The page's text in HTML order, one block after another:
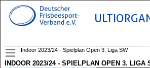
Indoor 2023/24 - Spielplan Open 3. Liga SW
INDOOR 2023/24 - SPIELPLAN OPEN 3. LIGA